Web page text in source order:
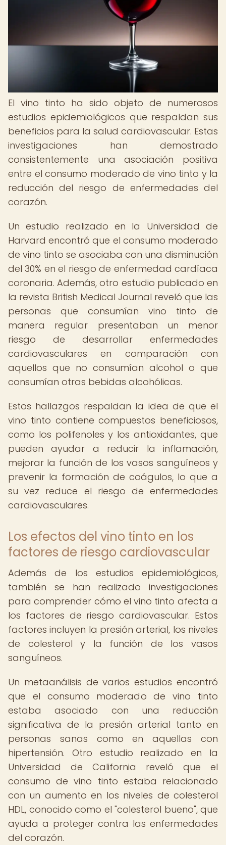
El vino tinto ha sido objeto de numerosos
estudios epidemiológicos que respaldan sus
beneficios para la salud cardiovascular. Estas
investigaciones han demostrado
consistentemente una asociación positiva
entre el consumo moderado de vino tinto y la
reducción del riesgo de enfermedades del
corazón.
Un estudio realizado en la Universidad de
Harvard encontró que el consumo moderado
de vino tinto se asociaba con una disminución
del 30% en el riesgo de enfermedad cardíaca
coronaria. Además, otro estudio publicado en
la revista British Medical Journal reveló que las
personas que consumían vino tinto de
manera regular presentaban un menor
riesgo de desarrollar enfermedades
cardiovasculares en comparación con
aquellos que no consumían alcohol o que
consumían otras bebidas alcohólicas.
Estos hallazgos respaldan la idea de que el
vino tinto contiene compuestos beneficiosos,
como los polifenoles y los antioxidantes, que
pueden ayudar a reducir la inflamación,
mejorar la función de los vasos sanguíneos y
prevenir la formación de coágulos, lo que a
su vez reduce el riesgo de enfermedades
cardiovasculares.
Los efectos del vino tinto en los
factores de riesgo cardiovascular
Además de los estudios epidemiológicos,
también se han realizado investigaciones
para comprender cómo el vino tinto afecta a
los factores de riesgo cardiovascular. Estos
factores incluyen la presión arterial, los niveles
de colesterol y la función de los vasos
sanguíneos.
Un metaanálisis de varios estudios encontró
que el consumo moderado de vino tinto
estaba asociado con una reducción
significativa de la presión arterial tanto en
personas sanas como en aquellas con
hipertensión. Otro estudio realizado en la
Universidad de California reveló que el
consumo de vino tinto estaba relacionado
con un aumento en los niveles de colesterol
HDL, conocido como el "colesterol bueno", que
ayuda a proteger contra las enfermedades
del corazón.